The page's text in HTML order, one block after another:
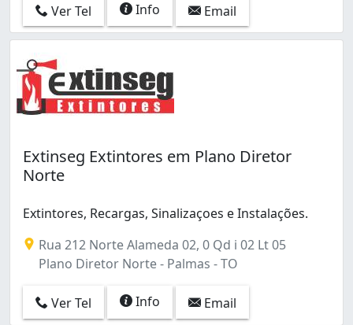
Ver Tel Info Email
Extinseg Extintores em Plano Diretor
Norte
Extintores, Recargas, Sinalizaçoes e Instalações.
Rua 212 Norte Alameda 02, 0 Qd i 02 Lt 05
Plano Diretor Norte - Palmas - TO
Ver Tel Info Email